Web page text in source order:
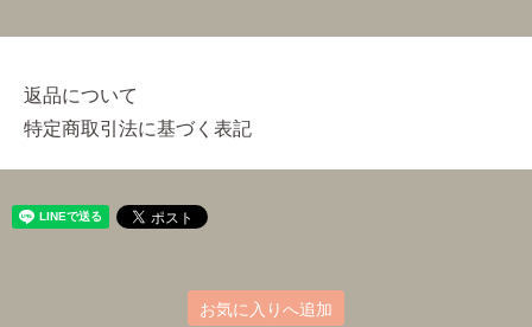
返品について
特定商取引法に基づく表記
お気に入りへ追加